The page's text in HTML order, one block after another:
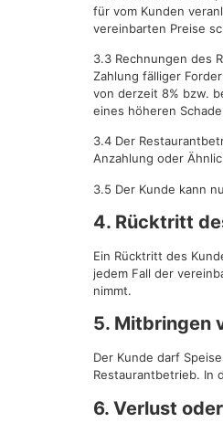
für vom Kunden
vereinbarten Preise
3.3 Rechnungen des
Zahlung fälliger
von derzeit 8% bzw.
eines höheren
3.4 Der
Anzahlung oder
3.5 Der Kunde kann
4. Rücktritt
Ein Rücktritt des
jedem Fall der
nimmt.
5. Mitbringen
Der Kunde darf
Restaurantbetrieb. In
6. Verlust